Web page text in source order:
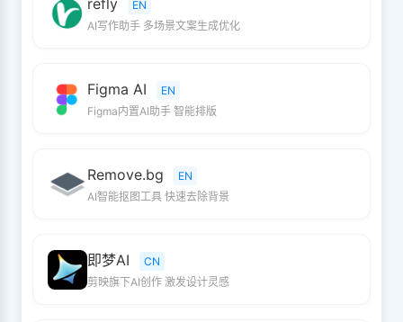
refly
EN
AI写作助手 多场景文案生成优化
Figma AI
EN
Figma内置AI助手 智能排版
Remove.bg
EN
AI智能抠图工具 快速去除背景
即梦AI
CN
剪映旗下AI创作 激发设计灵感